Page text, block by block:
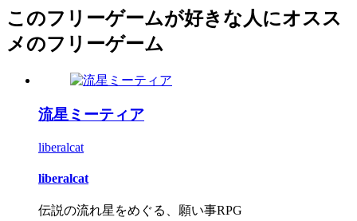
このフリーゲームが好きな人にオスス
メのフリーゲーム
流星ミーティア
liberalcat
liberalcat
伝説の流れ星をめぐる、願い事RPG